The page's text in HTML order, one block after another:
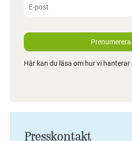
Prenumerera
Här kan du läsa om hur vi hanterar
Presskontakt